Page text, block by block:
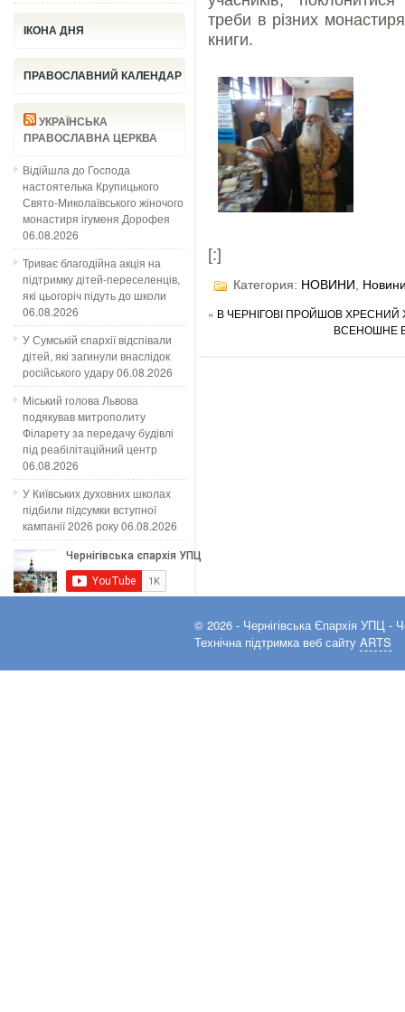
ІКОНА ДНЯ
ПРАВОСЛАВНИЙ КАЛЕНДАР
УКРАЇНСЬКА
ПРАВОСЛАВНА ЦЕРКВА
Відійшла до Господа
настоятелька Крупицького
Свято-Миколаївського жіночого
монастиря ігуменя Дорофея
06.08.2026
Триває благодійна акція на
підтримку дітей-переселенців,
які цьогоріч підуть до школи
06.08.2026
У Сумській єпархії відспівали
дітей, які загинули внаслідок
російського удару06.08.2026
Міський голова Львова
подякував митрополиту
Філарету за передачу будівлі
під реабілітаційний центр
06.08.2026
У Київських духовних школах
підбили підсумки вступної
кампанії 2026 року06.08.2026
треби в різних
книги.
[:]
Категория: НОВИНИ
« В ЧЕРНІГОВІ ПРОЙШОВ ХРЕСНИЙ
ВСЕНОШНЕ
© 2026 - Чернігівська Єпархія УПЦ -
Технічна підтримка веб сайту ARTS